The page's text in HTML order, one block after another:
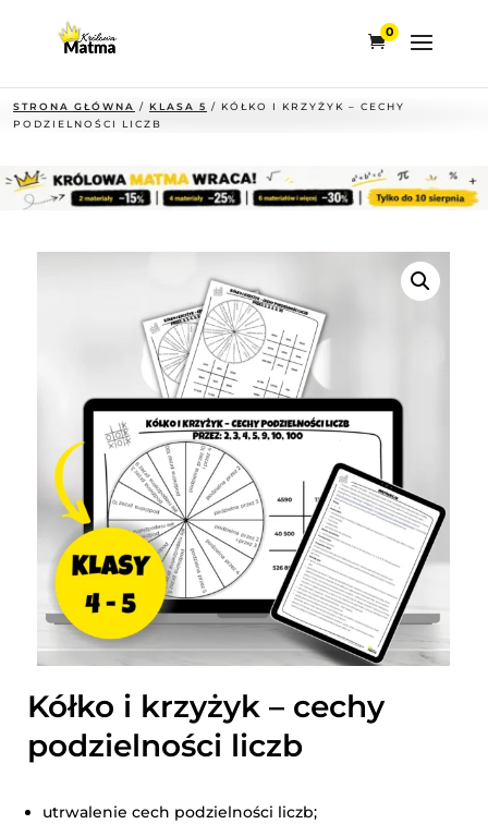
0
STRONA GŁÓWNA / KLASA 5 / KÓŁKO I KRZYŻYK – CECHY
PODZIELNOŚCI LICZB
Kółko i krzyżyk – cechy
podzielności liczb
utrwalenie cech podzielności liczb;